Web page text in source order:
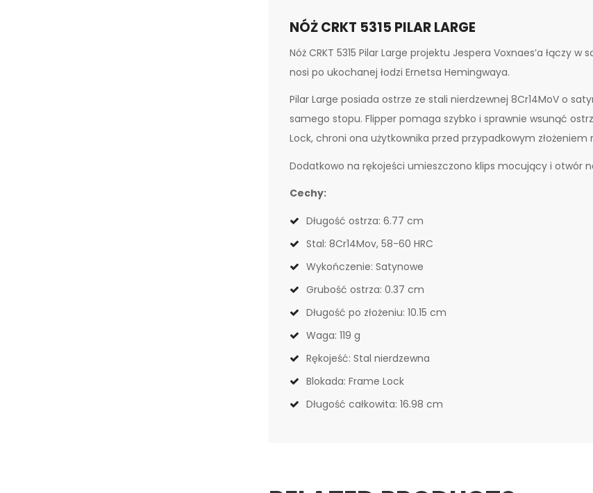
NÓŻ CRKT 5315 PILAR LARGE
Nóż CRKT 5315 Pilar Large projektu Jespera Voxnaes’a łączy
nosi po ukochanej łodzi Ernetsa Hemingwaya.
Pilar Large posiada ostrze ze stali nierdzewnej 8Cr14MoV o
samego stopu. Flipper pomaga szybko i sprawnie wsunąć
Lock, chroni ona użytkownika przed przypadkowym złożeniem
Dodatkowo na rękojeści umieszczono klips mocujący i otwór
Cechy:
Długość ostrza: 6.77 cm
Stal: 8Cr14Mov, 58-60 HRC
Wykończenie: Satynowe
Grubość ostrza: 0.37 cm
Długość po złożeniu: 10.15 cm
Waga: 119 g
Rękojeść: Stal nierdzewna
Blokada: Frame Lock
Długość całkowita: 16.98 cm